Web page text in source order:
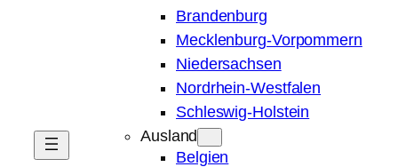
Brandenburg
Mecklenburg-Vorpommern
Niedersachsen
Nordrhein-Westfalen
Schleswig-Holstein
Ausland
Belgien